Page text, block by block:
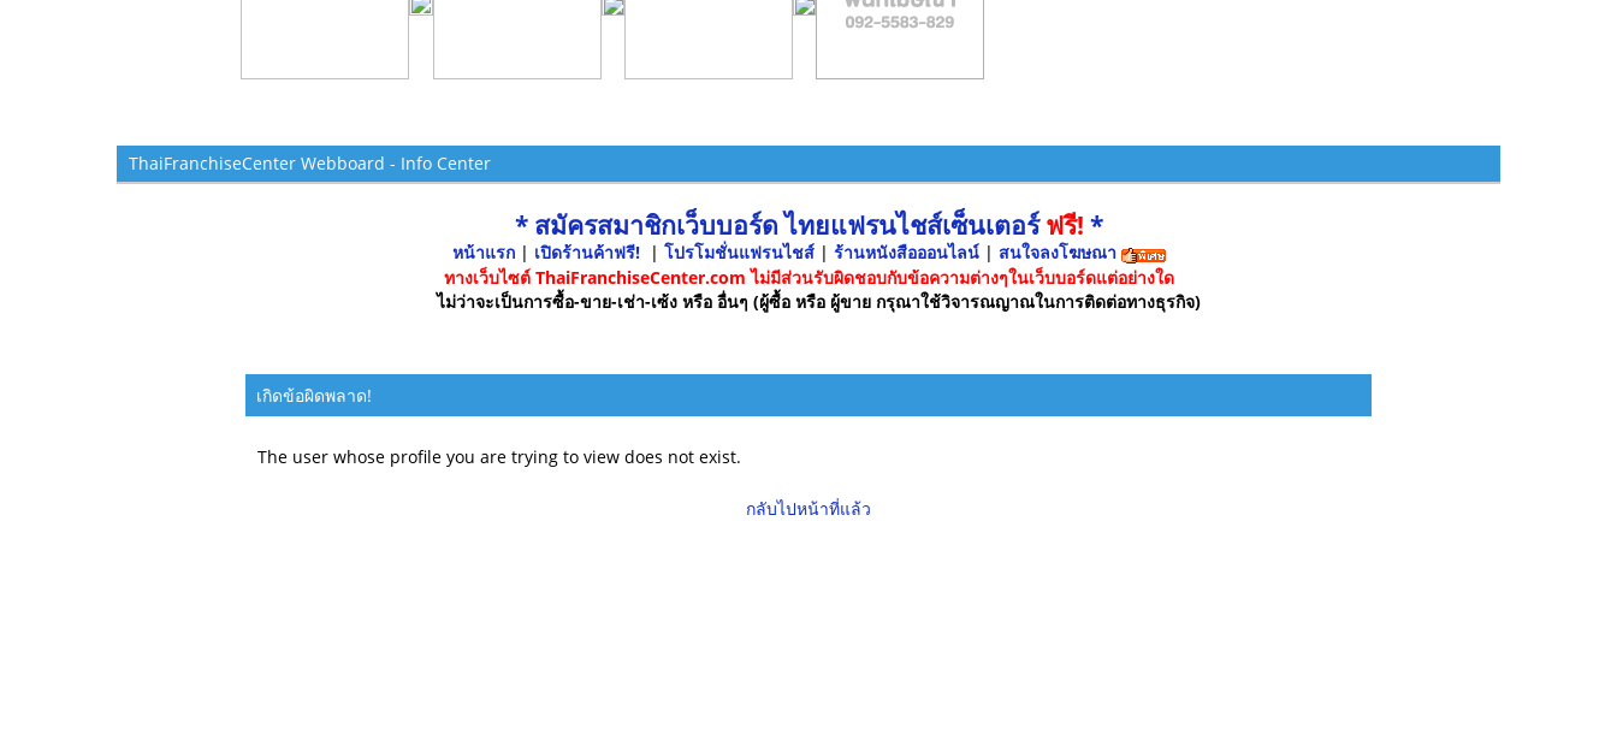
ThaiFranchiseCenter Webboard - Info Center
* สมัครสมาชิกเว็บบอร์ด ไทยแฟรนไชส์เซ็นเตอร์ฟรี! *
หน้าแรก| เปิดร้านค้าฟรี! | โปรโมชั่นแฟรนไชส์ | ร้านหนังสือออนไลน์ | สนใจลงโฆษณา
ทางเว็บไซต์ ThaiFranchiseCenter.com ไม่มีส่วนรับผิดชอบกับข้อความต่างๆในเว็บบอร์ดแต่อย่างใด
ไม่ว่าจะเป็นการซื้อ-ขาย-เช่า-เซ้ง หรือ อื่นๆ (ผู้ซื้อ หรือ ผู้ขาย กรุณาใช้วิจารณญาณในการติดต่อทางธุรกิจ)
เกิดข้อผิดพลาด!
The user whose profile you are trying to view does not exist.
กลับไปหน้าที่แล้ว